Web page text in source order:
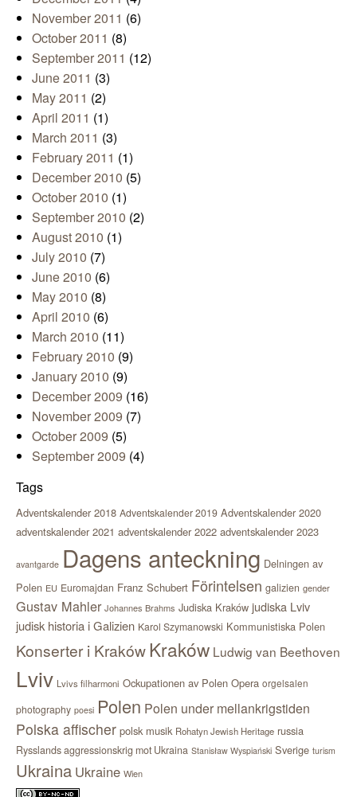
November 2011 (6)
October 2011 (8)
September 2011 (12)
June 2011 (3)
May 2011 (2)
April 2011 (1)
March 2011 (3)
February 2011 (1)
December 2010 (5)
October 2010 (1)
September 2010 (2)
August 2010 (1)
July 2010 (7)
June 2010 (6)
May 2010 (8)
April 2010 (6)
March 2010 (11)
February 2010 (9)
January 2010 (9)
December 2009 (16)
November 2009 (7)
October 2009 (5)
September 2009 (4)
Tags
Adventskalender 2018 Adventskalender 2019 Adventskalender 2020
adventskalender 2021 adventskalender 2022 adventskalender 2023
avantgarde Dagens anteckning Delningen av
Polen EU Euromajdan Franz Schubert Förintelsen galizien gender
Gustav Mahler Johannes Brahms Judiska Kraków judiska Lviv
judisk historia i Galizien Karol Szymanowski Kommunistiska Polen
Konserter i KrakówKraków Ludwig van Beethoven
Lviv Lvivs filharmoni Ockupationen av Polen Opera orgelsalen
photography poesi Polen Polen under mellankrigstiden
Polska affischer polsk musik Rohatyn Jewish Heritage russia
Rysslands aggressionskrig mot Ukraina Stanisław Wyspiański Sverige turism
Ukraina Ukraine Wien